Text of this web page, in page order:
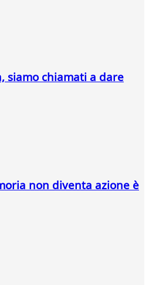
siamo chiamati a dare
non diventa azione è